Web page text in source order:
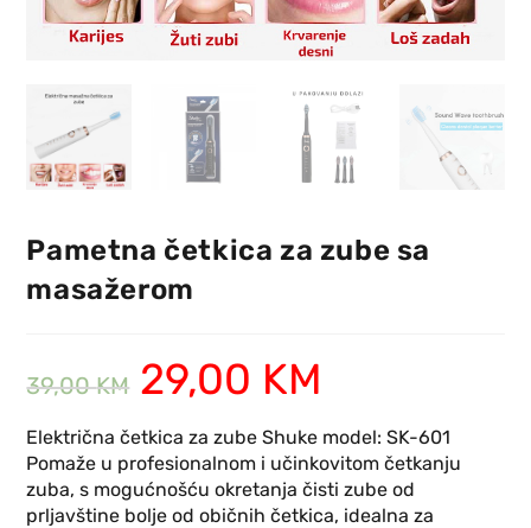
Pametna četkica za zube sa
masažerom
39,00KM 29,00 KM
Električna četkica za zube Shuke model: SK-601
Pomaže u profesionalnom i učinkovitom četkanju
zuba, s mogućnošću okretanja čisti zube od
prljavštine bolje od običnih četkica, idealna za